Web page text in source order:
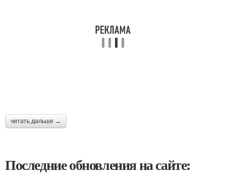
читать дальше →
Последние обновления на сайте: